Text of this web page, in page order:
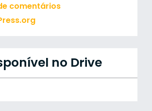
comentários
no Drive